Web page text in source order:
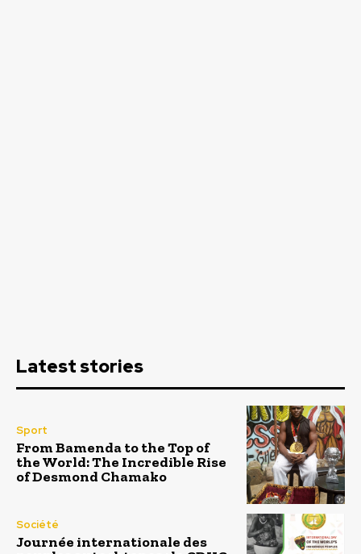
Latest stories
Sport
From Bamenda to the Top of
the World: The Incredible Rise
of Desmond Chamako
Société
Journée internationale des